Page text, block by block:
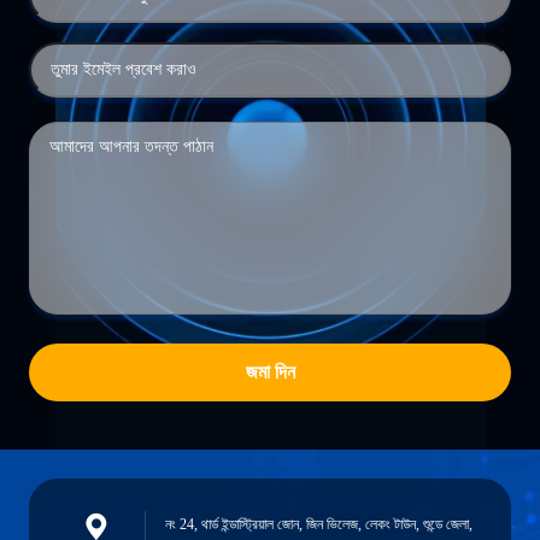
জমা দিন
নং 24, থার্ড ইন্ডাস্ট্রিয়াল জোন, জিন ভিলেজ, লেকং টাউন, শুন্ডে জেলা,